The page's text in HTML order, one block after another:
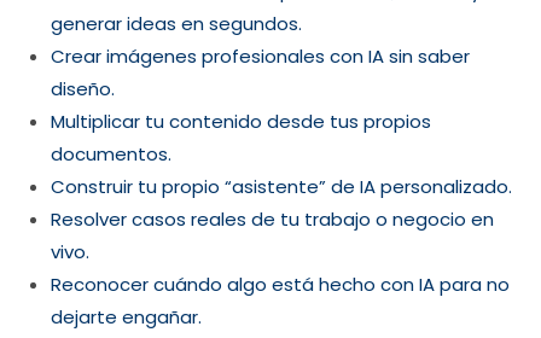
generar ideas en segundos.
Crear imágenes profesionales con IA sin saber
diseño.
Multiplicar tu contenido desde tus propios
documentos.
Construir tu propio “asistente” de IA personalizado.
Resolver casos reales de tu trabajo o negocio en
vivo.
Reconocer cuándo algo está hecho con IA para no
dejarte engañar.